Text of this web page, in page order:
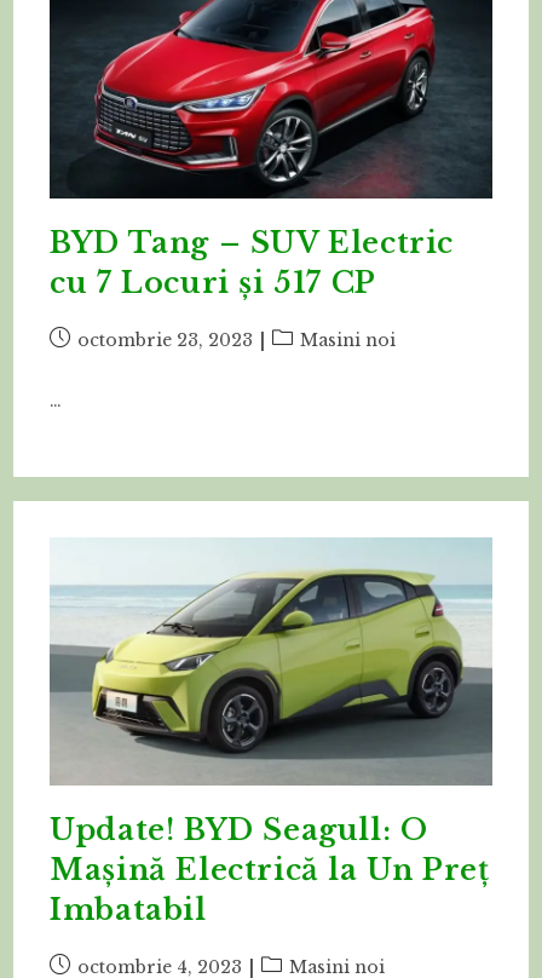
BYD Tang – SUV Electric
cu 7 Locuri și 517 CP
Postoctombrie 23, 2023
PostMasini noi
…
Update! BYD Seagull: O
Mașină Electrică la Un Preț
Imbatabil
Postoctombrie 4, 2023 PostMasini noi